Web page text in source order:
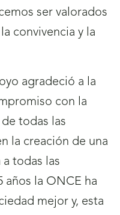
ser valorados
convivencia y la
agradeció a la
con la
todas las
la creación de una
todas las
años la ONCE ha
mejor y, esta